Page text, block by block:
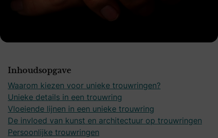
Inhoudsopgave
Waarom kiezen voor unieke trouwringen?
Unieke details in een trouwring
Vloeiende lijnen in een unieke trouwring
De invloed van kunst en architectuur op trouwringen
Persoonlijke trouwringen